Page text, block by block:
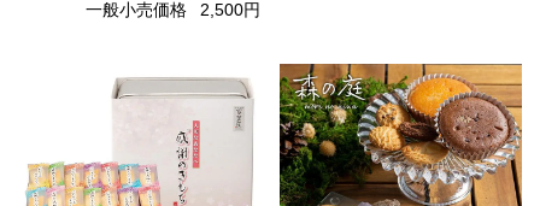
一般小売価格 2,500円